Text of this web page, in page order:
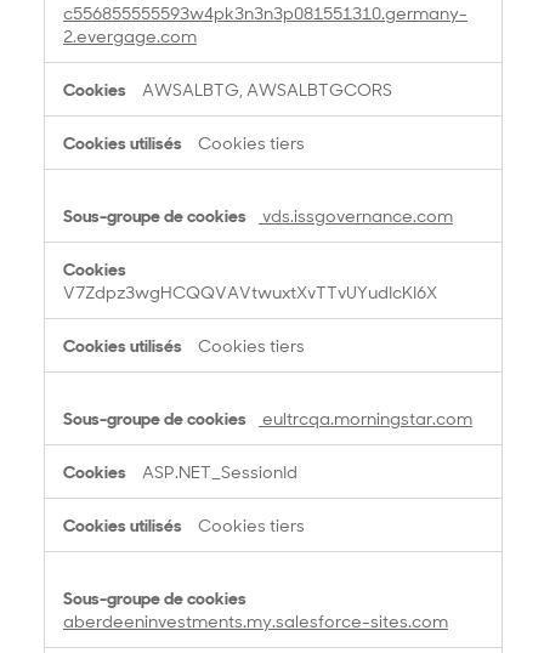
c556855555593w4pk3n3n3p081551310.germany-
2.evergage.com
AWSALBTG, AWSALBTGCORS
Cookies tiers
vds.issgovernance.com
V7Zdpz3wgHCQQVAVtwuxtXvTTvUYudIcKI6X
Cookies tiers
eultrcqa.morningstar.com
ASP.NET_SessionId
Cookies tiers
aberdeeninvestments.my.salesforce-sites.com